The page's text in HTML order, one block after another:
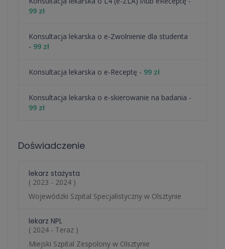
99 zł
Konsultacja lekarska o e-Zwolnienie dla studenta
- 99 zł
Konsultacja lekarska o e-Receptę - 99 zł
Konsultacja lekarska o e-skierowanie na badania -
99 zł
Doświadczenie
lekarz stażysta
( 2023 - 2024 )
Wojewódzki Szpital Specjalistyczny w Olsztynie
lekarz NPL
( 2024 - Teraz )
Miejski Szpital Zespolony w Olsztynie